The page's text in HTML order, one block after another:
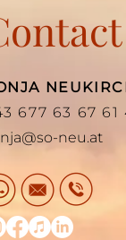
677 63 67 61
neu.at